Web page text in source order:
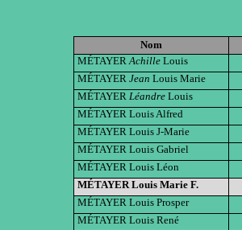
Nom
MÉTAYERAchille Louis
MÉTAYERJean Louis Marie
MÉTAYER Léandre Louis
MÉTAYER Louis Alfred
MÉTAYER Louis J-Marie
MÉTAYER Louis Gabriel
MÉTAYER Louis Léon
MÉTAYER Louis Marie F.
MÉTAYER Louis Prosper
MÉTAYER Louis René